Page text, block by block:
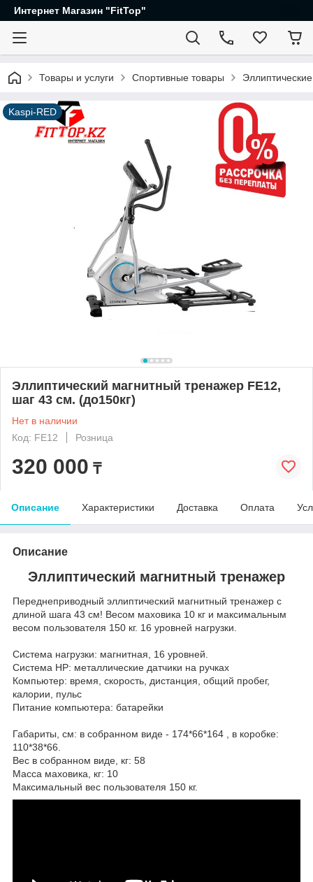
Интернет Магазин "FitTop"
Товары и услуги Спортивные товары
Kaspi-RED
Эллиптический магнитный тренажер FE12,
шаг 43 см. (до150кг)
Нет в наличии
Код: FE12
Розница
320 000 ₸
Описание Характеристики Доставка Оплата
Описание
Эллиптический магнитный тренажер
Переднеприводный эллиптический магнитный тренажер с
длиной шага 43 см! Весом маховика 10 кг и максимальным
весом пользователя 150 кг. 16 уровней нагрузки.
Система нагрузки: магнитная, 16 уровней.
Система НР: металлические датчики на ручках
Компьютер: время, скорость, дистанция, общий пробег,
калории, пульс
Питание компьютера: батарейки
Габариты, см: в собранном виде - 174*66*164 , в коробке:
110*38*66.
Вес в собранном виде, кг: 58
Масса маховика, кг: 10
Максимальный вес пользователя 150 кг.